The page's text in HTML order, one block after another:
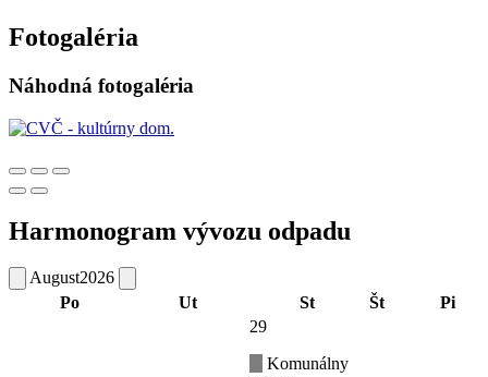
Fotogaléria
Náhodná fotogaléria
Harmonogram vývozu odpadu
August2026
Po
Ut St Št Pi
29
Komunálny